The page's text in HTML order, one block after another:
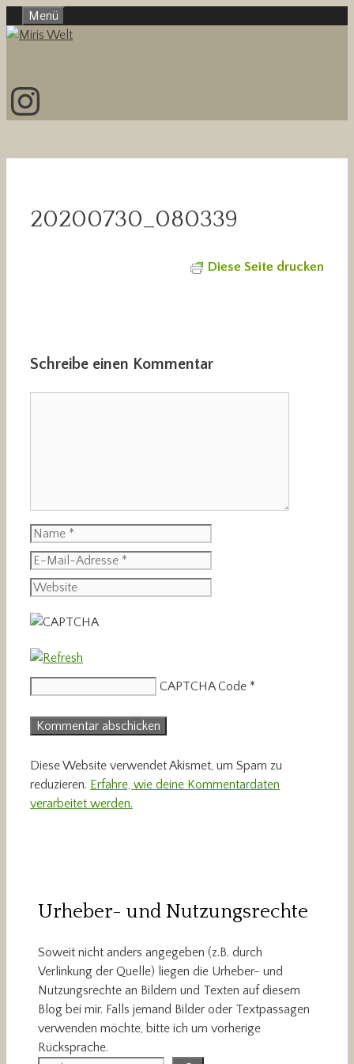
Inhalt
Menü
Instagram
20200730_080339
Diese Seite drucken
Schreibe einen Kommentar
Name
E-
Mail-
Adresse
Website
CAPTCHA Code *
Diese Website verwendet Akismet, um Spam zu
reduzieren. Erfahre, wie deine Kommentardaten
verarbeitet werden.
Urheber- und Nutzungsrechte
Soweit nicht anders angegeben (z.B. durch
Verlinkung der Quelle) liegen die Urheber- und
Nutzungsrechte an Bildern und Texten auf diesem
Blog bei mir. Falls jemand Bilder oder Textpassagen
verwenden möchte, bitte ich um vorherige
Rücksprache.